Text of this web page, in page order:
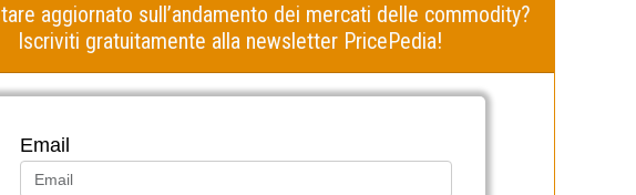
aggiornato sull’andamento dei mercati delle commodity?
Iscriviti gratuitamente alla newsletter PricePedia!
Email